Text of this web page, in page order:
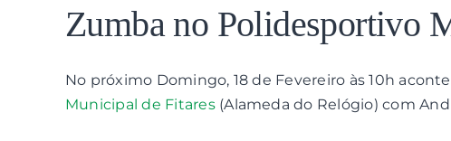
Larger
Image
Zumba no Polidesportivo
No próximo Domingo, 18 de Fevereiro às 10h
Municipal de Fitares(Alameda do Relógio) com